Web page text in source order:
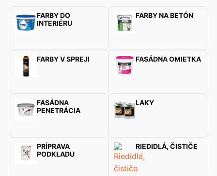
FARBY DO
INTERIÉRU
FARBY NA BETÓN
FARBY V SPREJI FASÁDNA OMIETKA
FASÁDNA
PENETRÁCIA
LAKY
PRÍPRAVA
PODKLADU
RIEDIDLÁ, ČISTIČE